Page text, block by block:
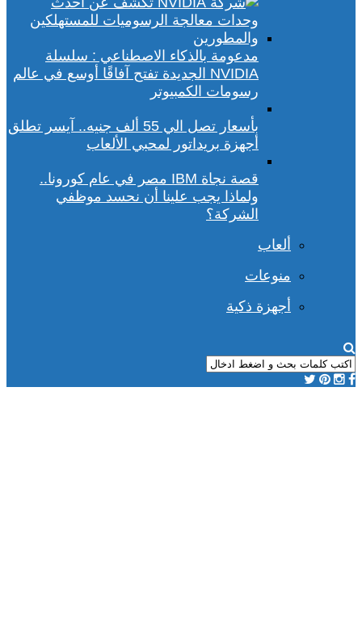
مدعومة بالذكاء الاصطناعي : سلسلة
NVIDIA الجديدة تفتح آفاقًا أوسع في عالم
رسومات الكمبيوتر
بأسعار تصل الي 55 ألف جنيه.. آيسر تطلق
أجهزة بريداتور لمحبي الألعاب
قصة نجاة IBM مصر في عام كورونا..
ولماذا يجب علينا أن نحسد موظفي
الشركة؟
ألعاب
منوعات
أجهزة ذكية